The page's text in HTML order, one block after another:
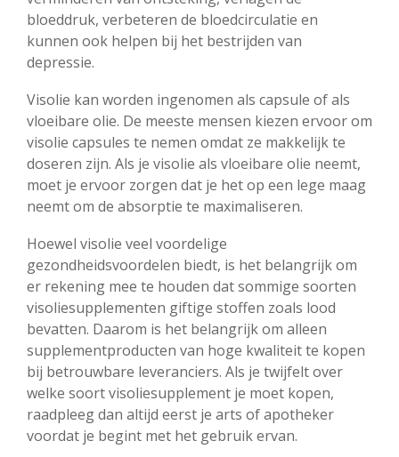
bloeddruk, verbeteren de bloedcirculatie en
kunnen ook helpen bij het bestrijden van
depressie.
Visolie kan worden ingenomen als capsule of als
vloeibare olie. De meeste mensen kiezen ervoor om
visolie capsules te nemen omdat ze makkelijk te
doseren zijn. Als je visolie als vloeibare olie neemt,
moet je ervoor zorgen dat je het op een lege maag
neemt om de absorptie te maximaliseren.
Hoewel visolie veel voordelige
gezondheidsvoordelen biedt, is het belangrijk om
er rekening mee te houden dat sommige soorten
visoliesupplementen giftige stoffen zoals lood
bevatten. Daarom is het belangrijk om alleen
supplementproducten van hoge kwaliteit te kopen
bij betrouwbare leveranciers. Als je twijfelt over
welke soort visoliesupplement je moet kopen,
raadpleeg dan altijd eerst je arts of apotheker
voordat je begint met het gebruik ervan.